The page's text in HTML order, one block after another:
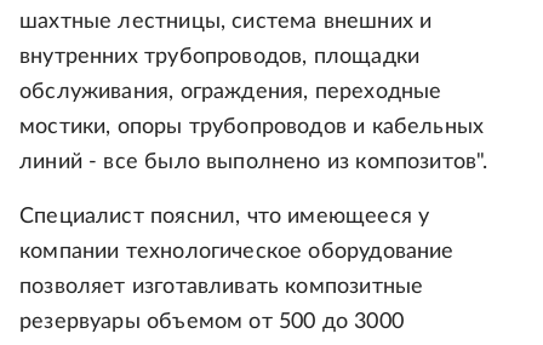
шахтные лестницы, система внешних и
внутренних трубопроводов, площадки
обслуживания, ограждения, переходные
мостики, опоры трубопроводов и кабельных
линий - все было выполнено из композитов".
Специалист пояснил, что имеющееся у
компании технологическое оборудование
позволяет изготавливать композитные
резервуары объемом от 500 до 3000